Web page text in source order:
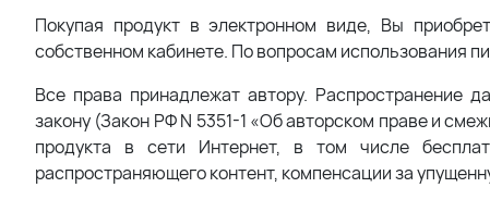
Покупая продукт в электронном виде, Вы
собственном кабинете. По вопросам использования
Все права принадлежат автору. Распространение
закону (Закон РФ N 5351-1 «Об авторском праве и
продукта в сети Интернет, в том числе
распространяющего контент, компенсации за